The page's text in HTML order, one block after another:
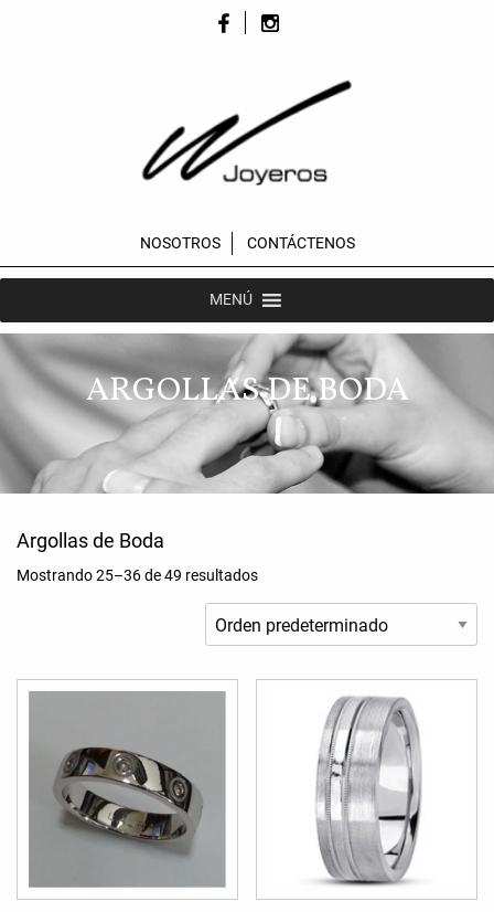
NOSOTROS CONTÁCTENOS
MENÚ
ARGOLLAS DE BODA
Argollas de Boda
Mostrando 25–36 de 49 resultados